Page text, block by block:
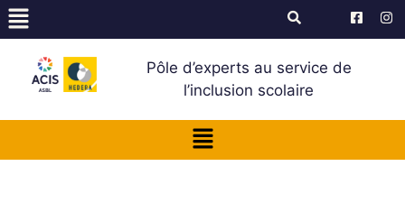
Pôle d’experts au service de
l’inclusion scolaire